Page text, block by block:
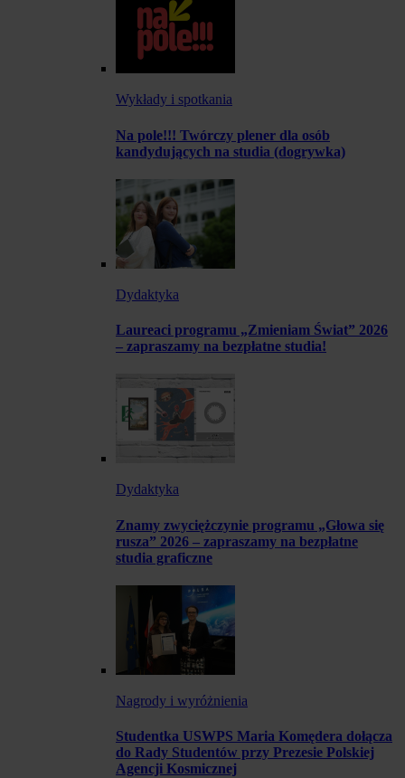
Wykłady i spotkania
Na pole!!! Twórczy plener dla osób
kandydujących na studia (dogrywka)
Dydaktyka
Laureaci programu „Zmieniam Świat” 2026
– zapraszamy na bezpłatne studia!
Dydaktyka
Znamy zwyciężczynie programu „Głowa się
rusza” 2026 – zapraszamy na bezpłatne
studia graficzne
Nagrody i wyróżnienia
Studentka USWPS Maria Komędera dołącza
do Rady Studentów przy Prezesie Polskiej
Agencji Kosmicznej